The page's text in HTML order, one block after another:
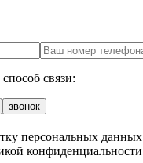
связи:
звонок
персональных данных
конфиденциальности